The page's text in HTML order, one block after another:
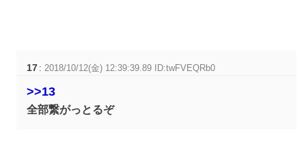
17 : 2018/10/12(金) 12:39:39.89 ID:twFVEQRb0
>>13
全部繋がっとるぞ